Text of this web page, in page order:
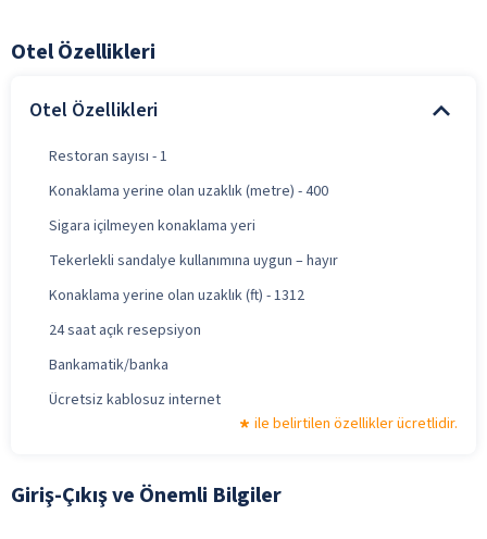
Otel Özellikleri
Otel Özellikleri
Restoran sayısı - 1
Konaklama yerine olan uzaklık (metre) - 400
Sigara içilmeyen konaklama yeri
Tekerlekli sandalye kullanımına uygun – hayır
Konaklama yerine olan uzaklık (ft) - 1312
24 saat açık resepsiyon
Bankamatik/banka
Ücretsiz kablosuz internet
ile belirtilen özellikler ücretlidir.
Giriş-Çıkış ve Önemli Bilgiler